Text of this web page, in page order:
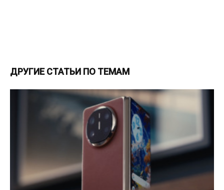
ДРУГИЕ СТАТЬИ ПО ТЕМАМ